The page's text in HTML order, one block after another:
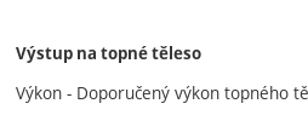
Výstup na topné těleso
Výkon - Doporučený výkon topného